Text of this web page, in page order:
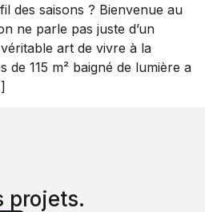
des saisons ? Bienvenue au
ne parle pas juste d’un
art de vivre à la
de 115 m² baigné de lumière a
projets.